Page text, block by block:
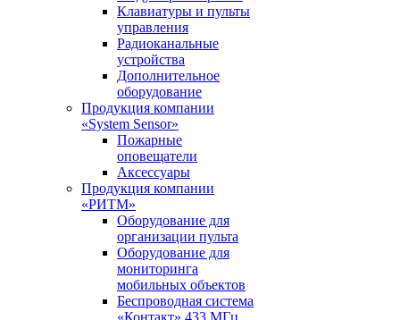
Клавиатуры и пульты
управления
Радиоканальные
устройства
Дополнительное
оборудование
Продукция компании
«System Sensor»
Пожарные
оповещатели
Аксессуары
Продукция компании
«РИТМ»
Оборудование для
организации пульта
Оборудование для
мониторинга
мобильных объектов
Беспроводная система
«Контакт» 433 МГц